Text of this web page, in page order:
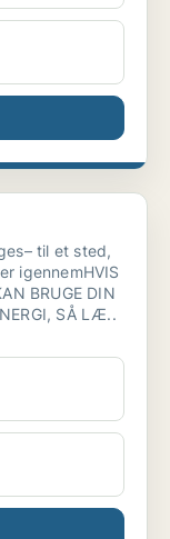
til et sted,
igennemHVIS
BRUGE DIN
SÅ LÆ..